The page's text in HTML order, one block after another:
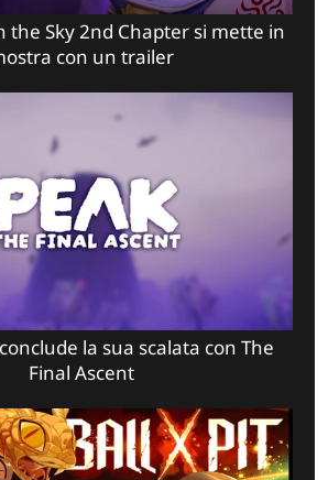
the Sky 2nd Chapter si mette in
con un trailer
la sua scalata con The
Final Ascent